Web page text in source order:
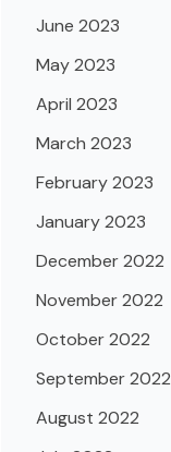
June 2023
May 2023
April 2023
March 2023
February 2023
January 2023
December 2022
November 2022
October 2022
September 2022
August 2022